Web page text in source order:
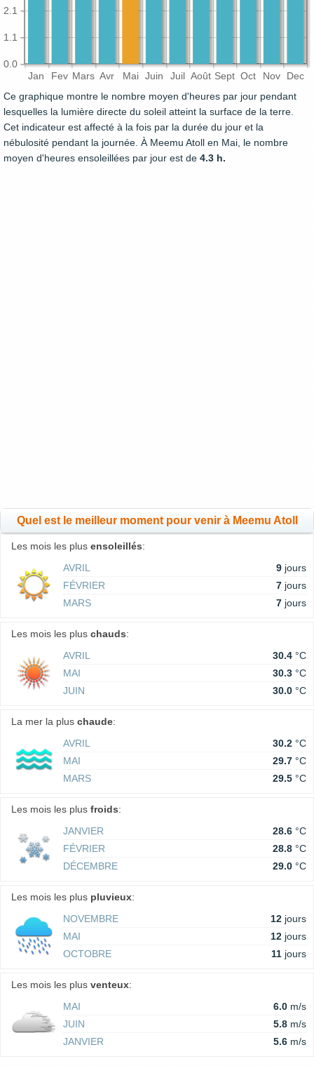
Jan Fev Mars Avr Mai Juin Juil Août Sept Oct Nov Dec
0.0
1.1
2.1
Ce graphique montre le nombre moyen d'heures par jour pendant
lesquelles la lumière directe du soleil atteint la surface de la terre.
Cet indicateur est affecté à la fois par la durée du jour et la
nébulosité pendant la journée. À Meemu Atoll en Mai, le nombre
moyen d'heures ensoleillées par jour est de 4.3 h.
Quel est le meilleur moment pour venir à Meemu Atoll
Les mois les plus ensoleillés:
AVRIL
9 jours
FÉVRIER
7 jours
MARS
7 jours
Les mois les plus chauds:
AVRIL
30.4 °C
MAI
30.3 °C
JUIN
30.0 °C
La mer la plus chaude:
AVRIL
30.2 °C
MAI
29.7 °C
MARS
29.5 °C
Les mois les plus froids:
JANVIER
28.6 °C
FÉVRIER
28.8 °C
DÉCEMBRE
29.0 °C
Les mois les plus pluvieux:
NOVEMBRE
12 jours
MAI
12 jours
OCTOBRE
11 jours
Les mois les plus venteux:
MAI
6.0 m/s
JUIN
5.8 m/s
JANVIER
5.6 m/s